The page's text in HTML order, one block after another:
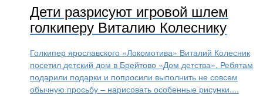
Дети разрисуют игровой шлем
голкиперу Виталию Колеснику
Голкипер ярославского «Локомотива» Виталий Колесник
посетил детский дом в Брейтово «Дом детства». Ребятам
подарили подарки и попросили выполнить не совсем
обычную просьбу – нарисовать особенные рисунки....